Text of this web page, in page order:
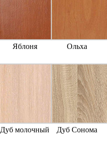
Яблоня Ольха
Дуб молочный Дуб Сонома